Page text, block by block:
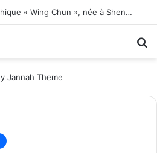
La création chorégraphique « Wing Chun », née à Shenzhen, fait ses débuts en Corée du Sud